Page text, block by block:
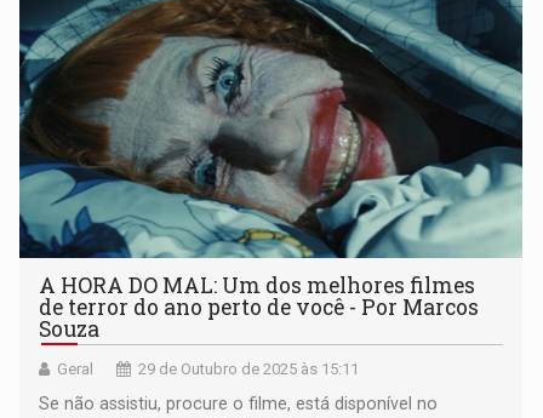
A HORA DO MAL: Um dos melhores filmes
de terror do ano perto de você - Por Marcos
Souza
Geral 29 de Outubro de 2025 às 15:11
Se não assistiu, procure o filme, está disponível no